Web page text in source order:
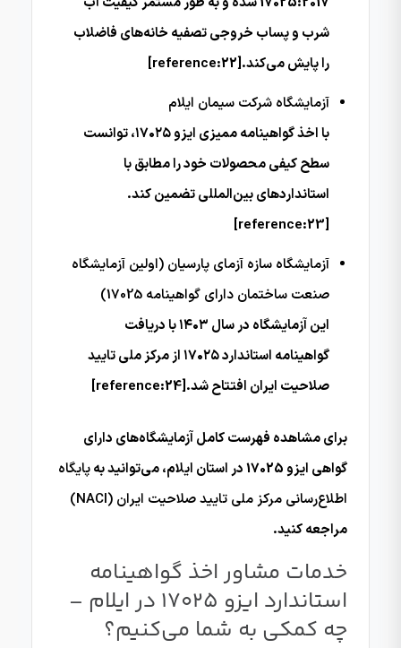
شرب و پساب خروجی تصفیه خانه‌های فاضلاب
را پایش می‌کند.[reference:22]
آزمایشگاه شرکت سیمان ایلام
با اخذ گواهینامه ممیزی ایزو ۱۷۰۲۵، توانست
سطح کیفی محصولات خود را مطابق با
استانداردهای بین‌المللی تضمین کند.
[reference:23]
آزمایشگاه سازه آزمای پارسیان (اولین آزمایشگاه
صنعت ساختمان دارای گواهینامه 17025)
این آزمایشگاه در سال ۱۴۰۳ با دریافت
گواهینامه استاندارد ۱۷۰۲۵ از مرکز ملی تایید
صلاحیت ایران افتتاح شد.[reference:24]
برای مشاهده فهرست کامل آزمایشگاه‌های دارای
گواهی ایزو 17025 در استان ایلام، می‌توانید به
پایگاه
اطلاع‌رسانی مرکز ملی تایید صلاحیت ایران (NACI)
مراجعه کنید.
خدمات مشاور اخذ گواهینامه
استاندارد ایزو 17025 در ایلام –
چه کمکی به شما می‌کنیم؟